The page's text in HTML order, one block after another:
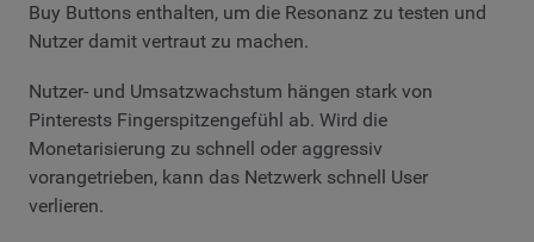
Buy Buttons enthalten, um die Resonanz zu testen und
Nutzer damit vertraut zu machen.
Nutzer- und Umsatzwachstum hängen stark von
Pinterests Fingerspitzengefühl ab. Wird die
Monetarisierung zu schnell oder aggressiv
vorangetrieben, kann das Netzwerk schnell User
verlieren.